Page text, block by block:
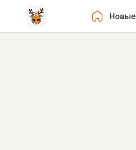
Новые